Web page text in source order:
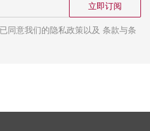
立即订阅
同意我们的隐私政策以及 条款与条